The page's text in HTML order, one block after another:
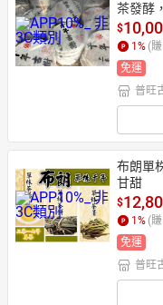
茶發酵
特惠2
$
1 % (賺
免運
普旺
布朗單
甘甜
$
1 % (賺
免運
普旺